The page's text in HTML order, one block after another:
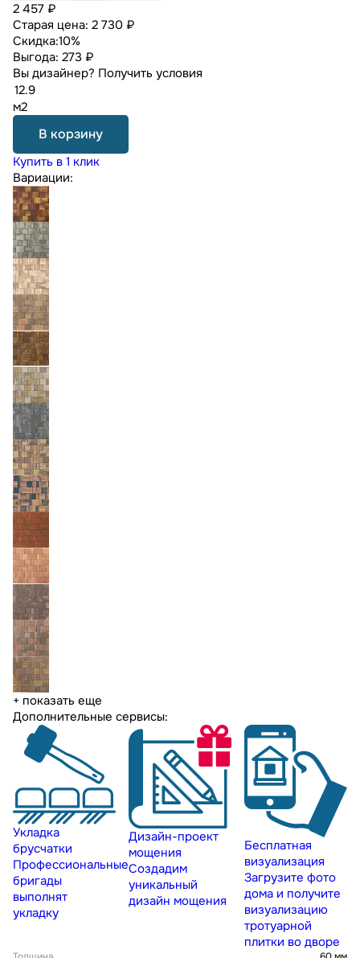
2 457 ₽
Старая цена: 2 730 ₽
Скидка:10%
Выгода: 273 ₽
Вы дизайнер? Получить условия
м2
В корзину
Купить в 1 клик
Вариации:
+ показать еще
Дополнительные сервисы:
Укладка
брусчатки
Профессиональные
бригады
выполнят
укладку
Дизайн-проект
мощения
Создадим
уникальный
дизайн мощения
Бесплатная
визуализация
Загрузите фото
дома и получите
визуализацию
тротуарной
плитки во дворе